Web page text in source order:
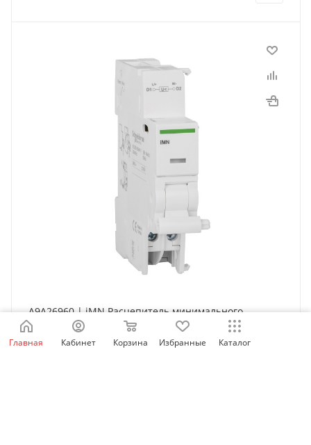
A9A26960 | iMN Расцепитель минимального
напряжения 220...240В AC, Schneider Electric
Нет в наличии
Главная Кабинет Корзина Избранные Каталог